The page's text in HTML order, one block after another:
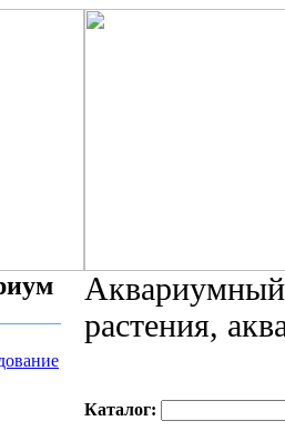
растения,
Каталог: